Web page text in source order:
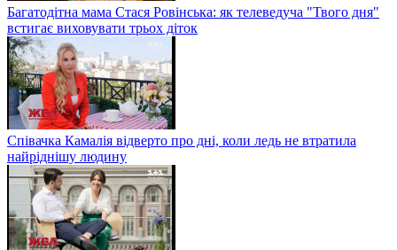
Багатодітна мама Стася Ровінська: як телеведуча "Твого дня"
встигає виховувати трьох діток
Співачка Камалія відверто про дні, коли ледь не втратила
найріднішу людину